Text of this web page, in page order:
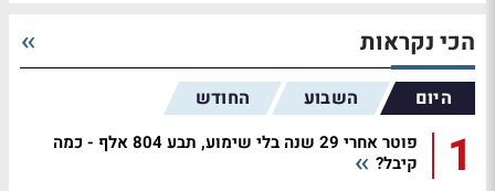
הכי נקראות
היום השבוע החודש
1
פוטר אחרי 29 שנה בלי שימוע, תבע 804 אלף - כמה
קיבל?